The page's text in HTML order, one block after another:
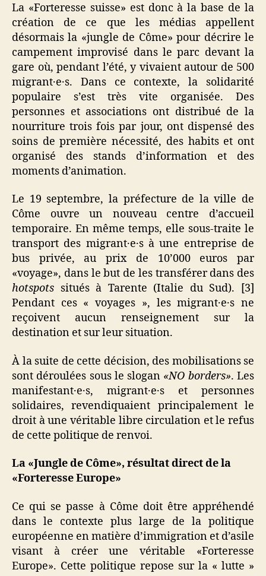
La «Forteresse suisse» est donc à la base de la
création de ce que les médias appellent
désormais la «jungle de Côme» pour décrire le
campement improvisé dans le parc devant la
gare où, pendant l’été, y vivaient autour de 500
migrant·e·s. Dans ce contexte, la solidarité
populaire s’est très vite organisée. Des
personnes et associations ont distribué de la
nourriture trois fois par jour, ont dispensé des
soins de première nécessité, des habits et ont
organisé des stands d’information et des
moments d’animation.
Le 19 septembre, la préfecture de la ville de
Côme ouvre un nouveau centre d’accueil
temporaire. En même temps, elle sous-traite le
transport des migrant·e·s à une entreprise de
bus privée, au prix de 10’000 euros par
«voyage», dans le but de les transférer dans des
hotspots situés à Tarente (Italie du Sud). [3]
Pendant ces « voyages », les migrant·e·s ne
reçoivent aucun renseignement sur la
destination et sur leur situation.
À la suite de cette décision, des mobilisations se
sont déroulées sous le slogan «NO borders». Les
manifestant·e·s, migrant·e·s et personnes
solidaires, revendiquaient principalement le
droit à une véritable libre circulation et le refus
de cette politique de renvoi.
La «Jungle de Côme», résultat direct de la
«Forteresse Europe»
Ce qui se passe à Côme doit être appréhendé
dans le contexte plus large de la politique
européenne en matière d’immigration et d’asile
visant à créer une véritable «Forteresse
Europe». Cette politique repose sur la « lutte »